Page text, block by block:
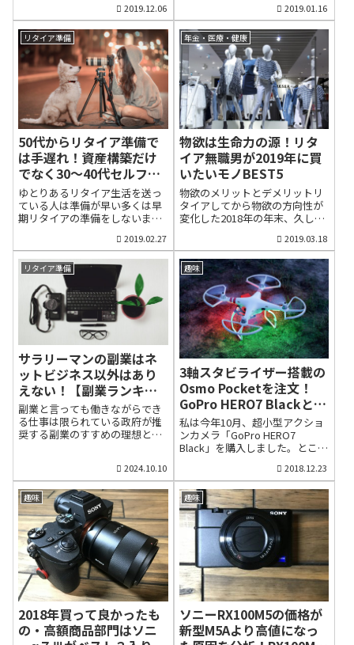
中で、最初に挙げたサラリーマ
ンが会社経営するのは、勤め先
の従業規則上、難しいと思いま
す。会社にバレたら規約違反で
処分される恐れもあります...
エンジニアやブロガー・・・・
こうした人たちは好きなことで
生きている人たちかもしれませ
ん。しかし、そうした人たちは
最初から好きなこと...
有しています。2019年1月、ラ
イカのデジタルカメラ・LEICA
C-LUXを購入しました。発売さ
れたのは2018年8月。ライカの
ラインナップの中では、比較
的、新しいカメラです。高級コ
ンデジとしては、昨年購入した
ソニーRX100M5に続いて2台目
になります。なぜ、ライカのC-
LUXも購入したのか？その理由
も含めて比較レビューしたいと
思います。ソニーRX100m5を所
有する私がライカC-LUXを購入
した理由Audiがデザインした小
型軽量のコンデジライカC-LUX
は、2000万画素の高性能なセン
サーを搭載し、高性能レンズ
「ライカDCバリオ・エルマー
f3.3-6.4/8.8-132mm ASPH.」を
使用した高級コンデジです。デ
ザインはアウディが担当しまし
た。パナソニックのOEM（生
産）...
2019.12.06
だから、少し家計を助けようと
バイトに出かけます。最初は新
鮮で緊張もしているので働いて
良かったと感じるかもしれませ
ん。しかし、もともと関心もな
かった仕事。自分の子供のよう
な若者に怒られ、無能呼ばりさ
れ、「やるんじゃなかった」と
早々にバイトを辞めてしまった
友人がいました。では、なぜ、
彼は面白くなかったのでしょう
か？それはお金を稼ぐためにバ
イトを始めたからです。これ
が、例えば趣味のカメラやピア
ノだったら、どうでしょうか？
若い人に怒られても、もっと上
手くなろうと頑張るはずです。
がついてくる私はリタイア生活
において、何よりも趣味が必要
だと考えています。趣味さえあ
れば、毎日が充実します。その
趣味を会社員時代に作れれば理
想的ですが、そうで...
2019.01.16
リタイア準備
50代からリタイア準備で
は手遅れ！資産構築だけ
でなく30〜40代セルフブ
ラックのススメ！
ゆとりあるリタイア生活を送っ
ている人は準備が早い多くは早
期リタイアの準備をしないまま
こうと思っていた50代サラリー
マンが、昇進の遅れや上司との
人間関係、人生観の変化など
で、突然、「あと10年、この会
社で働くのはとても無理」と悩
み出し、結局、早期退職するの
は、よくあることです。人生は
30代、40代に描いていた通りに
はなりませんし、若い頃より心
身も劣えストレスに弱くなって
きます。体が丈夫な人でも突
然、不治の病に侵されるよう
に、心も突然、根治の難しい風
邪をひくものです。人生は「一
寸先は闇」。心もいつかは突
然、大きく変化してしまいま
早期退職なんて夢にも考えてい
なかったわけですから、若い頃
から節約して貯蓄したり、会社
を辞めても生きていけるスキル
を磨いていません。待っている
のは退職後の生活不安です。人
間というのはおか...
2019.02.27
年金・医療・健康
物欲は生命力の源！リタ
イア無職男が2019年に買
いたいモノBEST5
物欲のメリットとデメリットリ
タイアしてから物欲の方向性が
変化した2018年の年末、久しぶ
トレットパークに行ってきまし
た。我が家ではアウトレットが
貯蓄を散財する数少ない家族の
レジャーのひとつになっていま
す。ただ、アウトレットパーク
木更津で買い物した際、私自身
にある変化があることがわかり
ました。サラリーマン時代は、
どちらかといえば、スーツやシ
ャツなど仕事用の商品に目が行
っていましたが、今回は安く購
入できる部屋着や趣味のカメラ
用バックにしか興味が湧きませ
んでした。リタイア生活に入っ
てからは、ブログを書いたり、
散歩するだけですから、当然な
のですが、ここまで物欲の方向
います。ただ、人間にとって物
欲は大切だと考えています。そ
れは物欲があるからこそ頑張っ
て稼ごうという意欲が湧いてく
るし、その営みが生命力の源の
ひとつになるからです。もちろ
ん、物欲でな...
2019.03.18
リタイア準備
サラリーマンの副業はネ
ットビジネス以外はあり
えない！【副業ランキン
グ】
副業と言っても働きながらでき
る仕事は限られている政府が推
奨する副業のすすめの理想と現
た。少子高齢化による人手不足
を解消する方策として浮上した
副業のすすめですが、働く側の
視点に立つと、別の現実が見え
てきます。現在雇われている会
社以外に、別の会社で働く副業
というのは、ふたつの会社の指
示に従う生活になるわけです。
他人に雇用されて働く生活は、
大変なストレスです。まして
や、２つの会社に雇用され、指
示をされて働くことは、二重の
ストレスに耐える生活を意味し
ます。人間はロボットではあり
2024.10.10
趣味
3軸スタビライザー搭載の
Osmo Pocketを注文！
GoPro HERO7 Blackと徹
底比較
私は今年10月、超小型アクショ
ンカメラ「GoPro HERO7
Black」を購入しました。ところ
名なDJIが、手ブレを防ぐスタビ
ライザー一体型のビデオカメラ
「Osmo Pocket」を発表しまし
た。発売価格は4万4900円（税
込）。GoPro HERO7 Blackより
約8500円も安く、さらに小型化
して高性能というもっぱらの評
判です。私の悪い癖でもある好
奇心と物欲から、思い切って
Osmo Pocketを注文しました。
GoPro HERO7 Blackを所有して
いる私が、なぜ、Osmo Pocket
を購入したのか。徹底比較しな
がら説明したいと思います。な
2018.12.23
趣味
2018年買って良かったも
の・高額商品部門はソニ
趣味
ソニーRX100M5の価格が
新型M5Aより高値になっ